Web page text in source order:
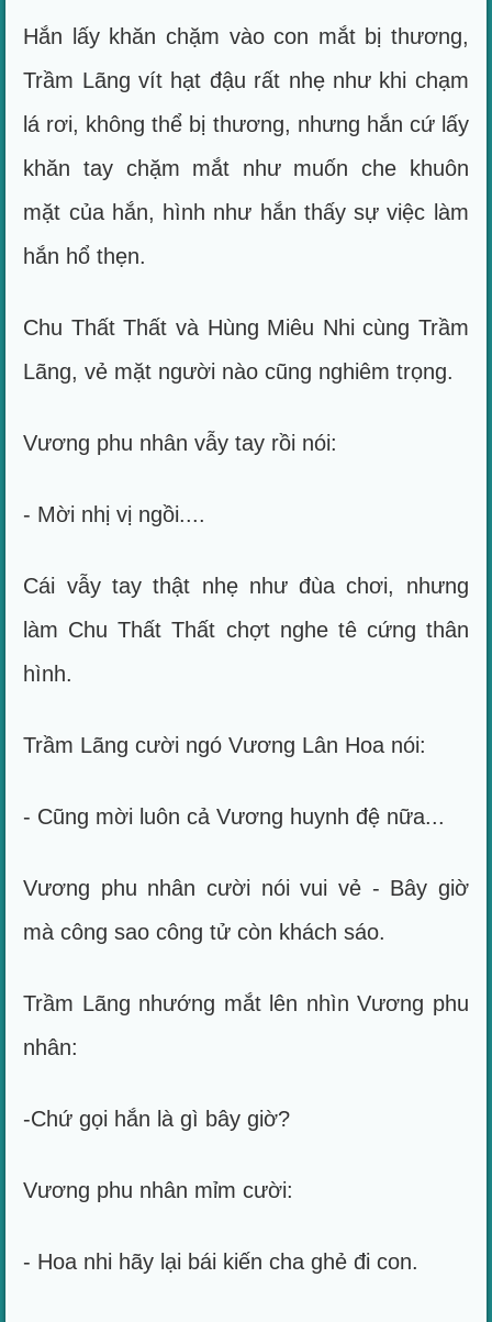
Hắn lấy khăn chặm vào con mắt bị thương,
Trầm Lãng vít hạt đậu rất nhẹ như khi chạm
lá rơi, không thể bị thương, nhưng hắn cứ lấy
khăn tay chặm mắt như muốn che khuôn
mặt của hắn, hình như hắn thấy sự việc làm
hắn hổ thẹn.
Chu Thất Thất và Hùng Miêu Nhi cùng Trầm
Lãng, vẻ mặt người nào cũng nghiêm trọng.
Vương phu nhân vẫy tay rồi nói:
- Mời nhị vị ngồi....
Cái vẫy tay thật nhẹ như đùa chơi, nhưng
làm Chu Thất Thất chợt nghe tê cứng thân
hình.
Trầm Lãng cười ngó Vương Lân Hoa nói:
- Cũng mời luôn cả Vương huynh đệ nữa...
Vương phu nhân cười nói vui vẻ - Bây giờ
mà công sao công tử còn khách sáo.
Trầm Lãng nhướng mắt lên nhìn Vương phu
nhân:
-Chứ gọi hắn là gì bây giờ?
Vương phu nhân mỉm cười:
- Hoa nhi hãy lại bái kiến cha ghẻ đi con.